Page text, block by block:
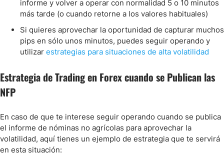
informe y volver a operar con normalidad 5 o 10 minutos
más tarde (o cuando retorne a los valores habituales)
Si quieres aprovechar la oportunidad de capturar muchos
pips en sólo unos minutos, puedes seguir operando y
utilizar estrategias para situaciones de alta volatilidad
Estrategia de Trading en Forex cuando se Publican las
NFP
En caso de que te interese seguir operando cuando se publica
el informe de nóminas no agrícolas para aprovechar la
volatilidad, aquí tienes un ejemplo de estrategia que te servirá
en esta situación: